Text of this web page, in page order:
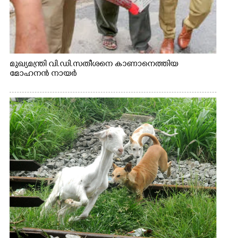
മുഖ്യമന്ത്രി വി.ഡി.സതീശനെ കാണാനെത്തിയ
മോഹനൻ നായർ